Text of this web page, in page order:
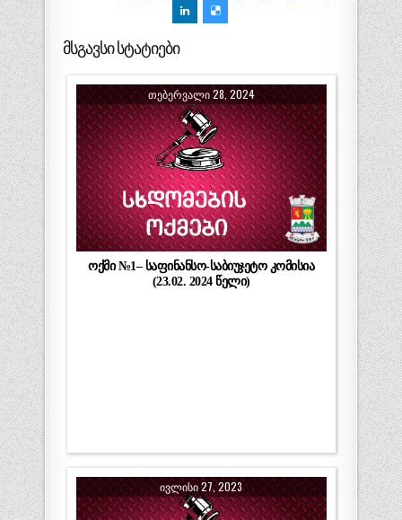
მსგავსი სტატიები
ᲗᲔᲑᲔᲠᲕᲐᲚᲘ 28, 2024
ოქმი №1– საფინანსო-საბიუჯეტო კომისია
(23.02. 2024 წელი)
ᲘᲕᲚᲘᲡᲘ 27, 2023